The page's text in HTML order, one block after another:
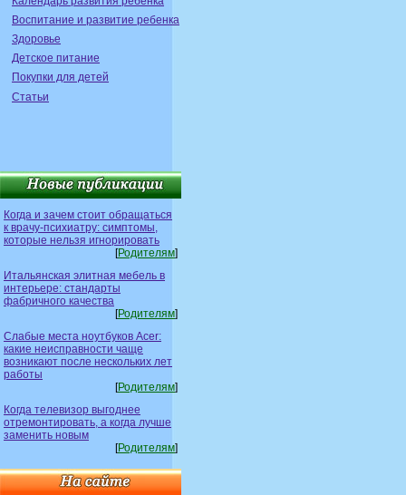
Воспитание и развитие ребенка
Здоровье
Детское питание
Покупки для детей
Статьи
Когда и зачем стоит обращаться
к врачу-психиатру: симптомы,
которые нельзя игнорировать
[Родителям]
Итальянская элитная мебель в
интерьере: стандарты
фабричного качества
[Родителям]
Слабые места ноутбуков Acer:
какие неисправности чаще
возникают после нескольких лет
работы
[Родителям]
Когда телевизор выгоднее
отремонтировать, а когда лучше
заменить новым
[Родителям]